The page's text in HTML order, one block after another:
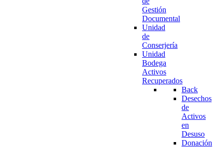
Gestión
Documental
Unidad
de
Conserjería
Unidad
Bodega
Activos
Recuperados
Back
Desechos
de
Activos
en
Desuso
Donación